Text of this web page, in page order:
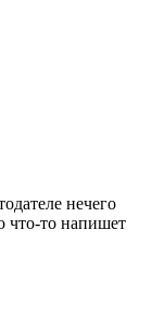
нечего
что‑то напишет